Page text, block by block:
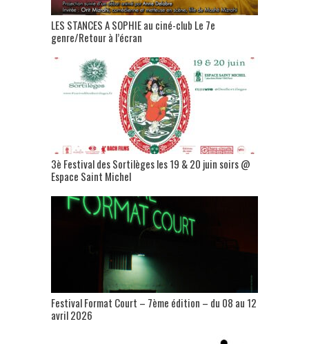
LES STANCES A SOPHIE au ciné-club Le 7e
genre/Retour à l’écran
3è Festival des Sortilèges les 19 & 20 juin soirs @
Espace Saint Michel
Festival Format Court – 7ème édition – du 08 au 12
avril 2026